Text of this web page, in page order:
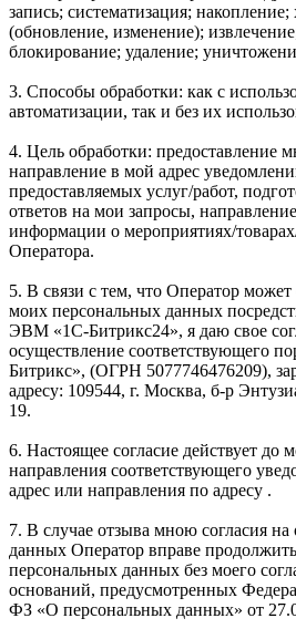
запись; систематизация;
(обновление, изменение);
блокирование; удаление;
3. Способы обработки: как с
автоматизации, так и без их
4. Цель обработки: предоставление
направление в мой адрес
предоставляемых услуг/работ,
ответов на мои запросы,
информации о мероприятиях/
Оператора.
5. В связи с тем, что Оператор может
моих персональных данных
ЭВМ «1С-Битрикс24», я даю свое
осуществление соответствующего
Битрикс», (ОГРН 5077746476209),
адресу: 109544, г. Москва, б-р
19.
6. Настоящее согласие действует до
направления соответствующего
адрес или направления по адресу .
7. В случае отзыва мною согласия
данных Оператор вправе
персональных данных без моего
оснований, предусмотренных
ФЗ «О персональных данных» от